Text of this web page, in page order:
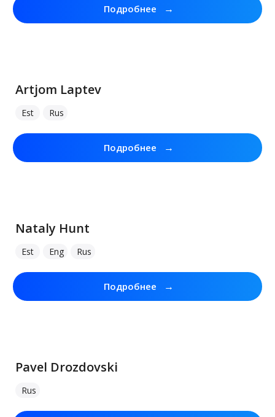
Подробнее →
Artjom Laptev
Est Rus
Подробнее →
Nataly Hunt
Est Eng Rus
Подробнее →
Pavel Drozdovski
Rus